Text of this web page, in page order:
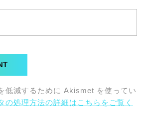
低減するために Akismet を使ってい
の処理方法の詳細はこちらをご覧く